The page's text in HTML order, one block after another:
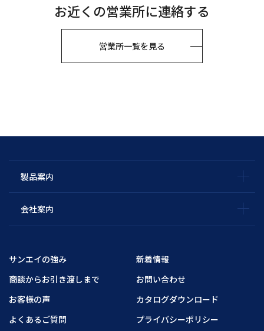
お近くの営業所に連絡する
営業所一覧を見る
製品案内
会社案内
サンエイの強み
商談からお引き渡しまで
お客様の声
よくあるご質問
新着情報
お問い合わせ
カタログダウンロード
プライバシーポリシー